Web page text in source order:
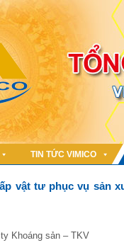
TIN TỨC VIMICO
vật tư phục vụ sản
Khoáng sản – TKV